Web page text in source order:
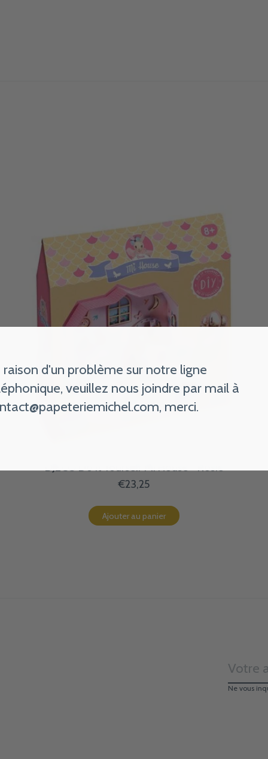
DJECO Do It Yourself Mi House - Rosie
€23,25
Ajouter au panier
Ne vous
raison d'un problème sur notre ligne
veuillez nous joindre par mail à
, merci.